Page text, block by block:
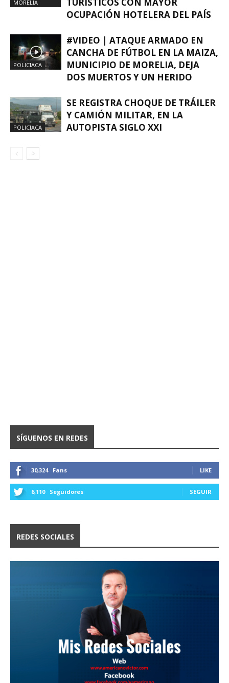
MORELIA
OCUPACIÓN HOTELERA DEL PAÍS
POLICIACA
#VIDEO | ATAQUE ARMADO EN
CANCHA DE FÚTBOL EN LA MAIZA,
MUNICIPIO DE MORELIA, DEJA
DOS MUERTOS Y UN HERIDO
POLICIACA
SE REGISTRA CHOQUE DE TRÁILER
Y CAMIÓN MILITAR, EN LA
AUTOPISTA SIGLO XXI
SÍGUENOS EN REDES
30,324 Fans LIKE
6,110 Seguidores SEGUIR
REDES SOCIALES